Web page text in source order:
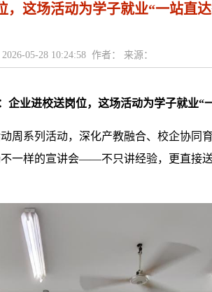
，这场活动为学子就业“一站直
2026-05-28 10:24:58 作者： 来源：
企业进校送岗位，这场活动为学子就业“
周系列活动，深化产教融合、校企协同
一样的宣讲会——不只讲经验，更直接